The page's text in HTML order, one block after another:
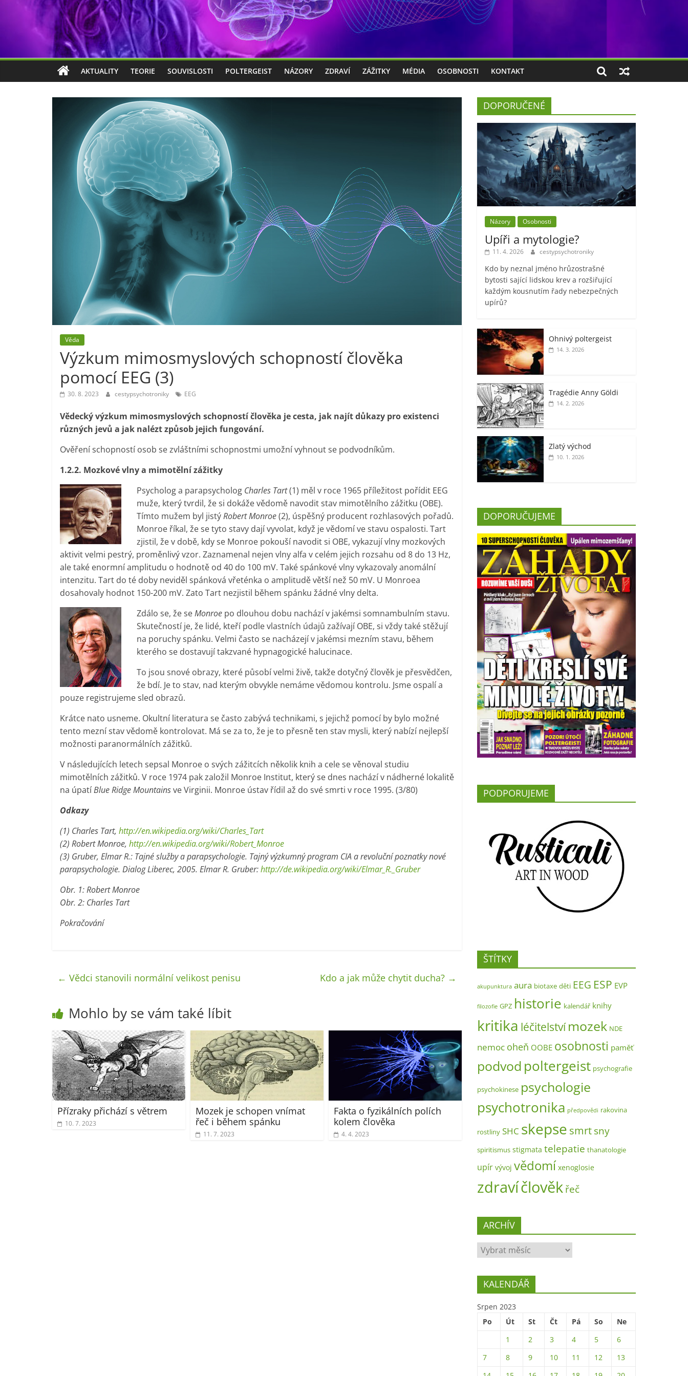
AKTUALITY TEORIE SOUVISLOSTI POLTERGEIST NÁZORY ZDRAVÍ ZÁŽITKY MÉDIA OSOBNOSTI KONTAKT
Věda
Výzkum mimosmyslových schopností člověka
pomocí EEG (3)
30. 8. 2023 cestypsychotroniky EEG
Vědecký výzkum mimosmyslových schopností člověka je cesta, jak najít důkazy pro existenci
různých jevů a jak nalézt způsob jejich fungování.
Ověření schopností osob se zvláštními schopnostmi umožní vyhnout se podvodníkům.
1.2.2. Mozkové vlny a mimotělní zážitky
Psycholog a parapsycholog Charles Tart(1) měl v roce 1965 příležitost pořídit EEG
muže, který tvrdil, že si dokáže vědomě navodit stav mimotělního zážitku (OBE).
Tímto mužem byl jistýRobert Monroe(2), úspěšný producent rozhlasových pořadů.
Monroe říkal, že se tyto stavy dají vyvolat, když je vědomí ve stavu ospalosti. Tart
zjistil, že v době, kdy se Monroe pokouší navodit si OBE, vykazují vlny mozkových
aktivit velmi pestrý, proměnlivý vzor. Zaznamenal nejen vlny alfa v celém jejich rozsahu od 8 do 13 Hz,
ale také enormní amplitudu o hodnotě od 40 do 100 mV. Také spánkové vlny vykazovaly anomální
intenzitu. Tart do té doby neviděl spánková vřeténka o amplitudě větší než 50 mV. U Monroea
dosahovaly hodnot 150-200 mV. Zato Tart nezjistil během spánku žádné vlny delta.
Zdálo se, že seMonroe po dlouhou dobu nachází v jakémsi somnambulním stavu.
Skutečností je, že lidé, kteří podle vlastních údajů zažívají OBE, si vždy také stěžují
na poruchy spánku. Velmi často se nacházejí v jakémsi mezním stavu, během
kterého se dostavují takzvané hypnagogické halucinace.
To jsou snové obrazy, které působí velmi živě, takže dotyčný člověk je přesvědčen,
že bdí. Je to stav, nad kterým obvykle nemáme vědomou kontrolu. Jsme ospalí a
pouze registrujeme sled obrazů.
Krátce nato usneme. Okultní literatura se často zabývá technikami, s jejichž pomocí by bylo možné
tento mezní stav vědomě kontrolovat. Má se za to, že je to přesně ten stav mysli, který nabízí nejlepší
možnosti paranormálních zážitků.
V následujících letech sepsal Monroe o svých zážitcích několik knih a cele se věnoval studiu
mimotělních zážitků. V roce 1974 pak založil Monroe Institut, který se dnes nachází v nádherné lokalitě
na úpatíBlue Ridge Mountainsve Virginii. Monroe ústav řídil až do své smrti v roce 1995. (3/80)
Odkazy
(1) Charles Tart, http://en.wikipedia.org/wiki/Charles_Tart
(2) Robert Monroe, http://en.wikipedia.org/wiki/Robert_Monroe
(3) Gruber, Elmar R.: Tajné služby a parapsychologie. Tajný výzkumný program CIA a revoluční poznatky nové
parapsychologie. Dialog Liberec, 2005. Elmar R. Gruber:http://de.wikipedia.org/wiki/Elmar_R._Gruber
Obr. 1: Robert Monroe
Obr. 2: Charles Tart
Pokračování
← Vědci stanovili normální velikost penisu Kdo a jak může chytit ducha? →
Mohlo by se vám také líbit
Přízraky přichází s větrem
10. 7. 2023
Mozek je schopen vnímat
řeč i během spánku
11. 7. 2023
Fakta o fyzikálních polích
kolem člověka
4. 4. 2023
DOPORUČENÉ
Názory Osobnosti
Upíři a mytologie?
11. 4. 2026 cestypsychotroniky
Kdo by neznal jméno hrůzostrašné
bytosti sající lidskou krev a rozšiřující
každým kousnutím řady nebezpečných
upírů?
Ohnivý poltergeist
14. 3. 2026
Tragédie Anny Göldi
14. 2. 2026
Zlatý východ
10. 1. 2026
DOPORUČUJEME
PODPORUJEME
ŠTÍTKY
akupunktura aura biotaxe děti EEG ESP EVP
filozofie GPZ historie kalendář knihy
kritika léčitelství mozek NDE
nemoc oheň OOBE osobnosti paměť
podvod poltergeist psychografie
psychokinese psychologie
psychotronika předpovědi rakovina
rostliny SHC skepse smrtsny
spiritismus stigmata telepatie thanatologie
upír vývoj vědomí xenoglosie
zdravíčlověkřeč
ARCHÍV
ARCHÍV
KALENDÁŘ
Srpen 2023
Po
Út St Čt Pá So
Ne
1
2 3 4 5
6
7
8 9 10 11 12
13